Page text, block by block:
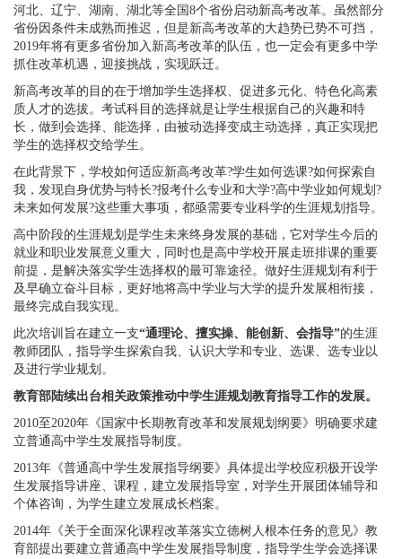
河北、辽宁、湖南、湖北等全国8个省份启动新高考改革。虽然部分
省份因条件未成熟而推迟，但是新高考改革的大趋势已势不可挡，
2019年将有更多省份加入新高考改革的队伍，也一定会有更多中学
抓住改革机遇，迎接挑战，实现跃迁。
新高考改革的目的在于增加学生选择权、促进多元化、特色化高素
质人才的选拔。考试科目的选择就是让学生根据自己的兴趣和特
长，做到会选择、能选择，由被动选择变成主动选择，真正实现把
学生的选择权交给学生。
在此背景下，学校如何适应新高考改革?学生如何选课?如何探索自
我，发现自身优势与特长?报考什么专业和大学?高中学业如何规划?
未来如何发展?这些重大事项，都亟需要专业科学的生涯规划指导。
高中阶段的生涯规划是学生未来终身发展的基础，它对学生今后的
就业和职业发展意义重大，同时也是高中学校开展走班排课的重要
前提，是解决落实学生选择权的最可靠途径。做好生涯规划有利于
及早确立奋斗目标，更好地将高中学业与大学的提升发展相衔接，
最终完成自我实现。
此次培训旨在建立一支“通理论、擅实操、能创新、会指导”的生涯
教师团队，指导学生探索自我、认识大学和专业、选课、选专业以
及进行学业规划。
教育部陆续出台相关政策推动中学生涯规划教育指导工作的发展。
2010至2020年《国家中长期教育改革和发展规划纲要》明确要求建
立普通高中学生发展指导制度。
2013年《普通高中学生发展指导纲要》具体提出学校应积极开设学
生发展指导讲座、课程，建立发展指导室，对学生开展团体辅导和
个体咨询，为学生建立发展成长档案。
2014年《关于全面深化课程改革落实立德树人根本任务的意见》教
育部提出要建立普通高中学生发展指导制度，指导学生学会选择课